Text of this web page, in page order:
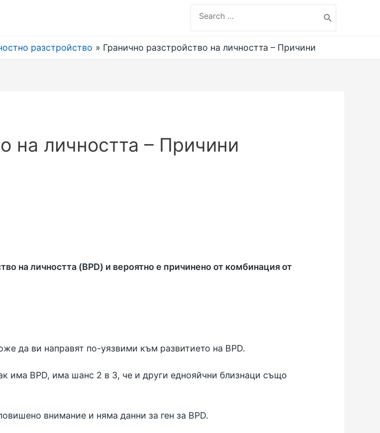
for:
разстройство Гранично разстройство на личността – Причини
на личността – Причини
на личността (BPD) и вероятно е причинено от комбинация от
да ви направят по-уязвими към развитието на BPD.
има BPD, има шанс 2 в 3, че и други еднояйчни близнаци също
внимание и няма данни за ген за BPD.